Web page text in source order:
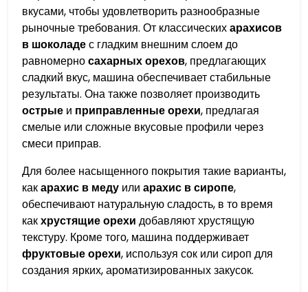
вкусами, чтобы удовлетворить разнообразные
рыночные требования. От классическихарахисов
в шоколадес гладким внешним слоем до
равномерносахарных орехов, предлагающих
сладкий вкус, машина обеспечивает стабильные
результаты. Она также позволяет производить
острые и приправленные орехи, предлагая
смелые или сложные вкусовые профили через
смеси приправ.
Для более насыщенного покрытия такие варианты,
какарахис в меду или арахис в сиропе,
обеспечивают натуральную сладость, в то время
какхрустящие орехи добавляют хрустящую
текстуру. Кроме того, машина поддерживает
фруктовые орехи, используя сок или сироп для
создания ярких, ароматизированных закусок.